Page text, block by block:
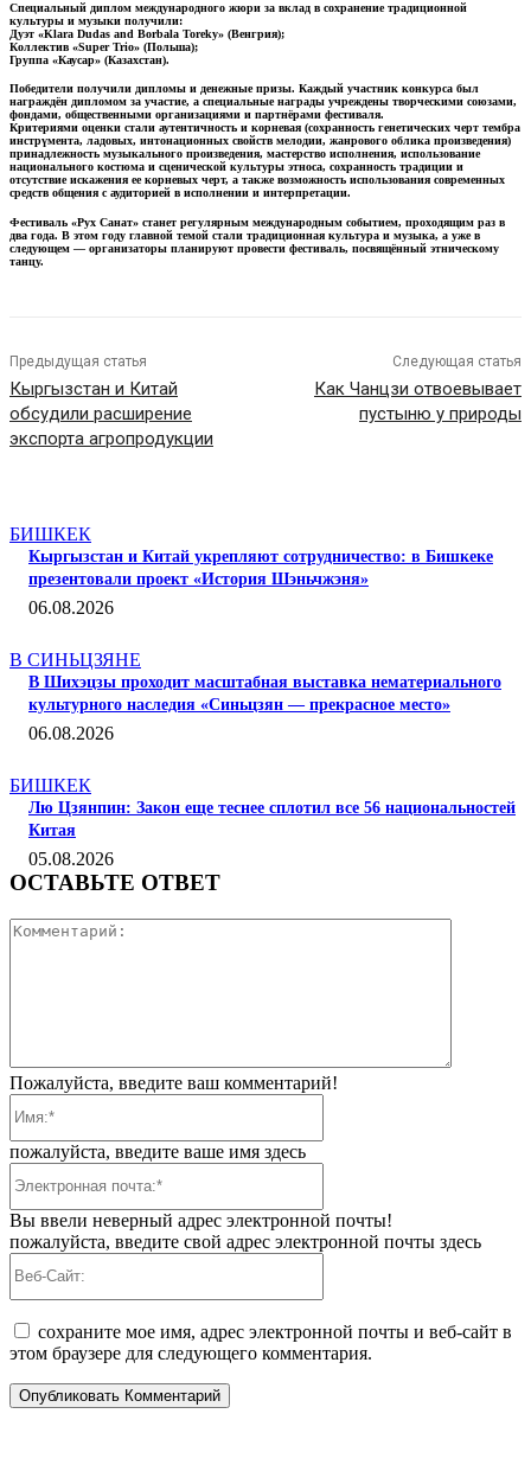
Специальный диплом международного жюри за вклад в сохранение традиционной
культуры и музыки получили:
Дуэт «Klara Dudas and Borbala Toreky» (Венгрия);
Коллектив «Super Trio» (Польша);
Группа «Каусар» (Казахстан).
Победители получили дипломы и денежные призы. Каждый участник конкурса был
награждён дипломом за участие, а специальные награды учреждены творческими союзами,
фондами, общественными организациями и партнёрами фестиваля.
Критериями оценки стали аутентичность и корневая (сохранность генетических черт тембра
инстрүмента, ладовых, интонационных свойств мелодии, жанрового облика произведения)
принадлежность музыкального произведения, мастерство исполнения, использование
национального костюма и сценической культуры этноса, сохранность традиции и
отсутствие искажения ее корневых черт, а также возможность использования современных
средств общения с аудиторией в исполнении и интерпретации.
Фестиваль «Рух Санат» станет регулярным международным событием, проходящим раз в
два года. В этом году главной темой стали традиционная культура и музыка, а уже в
следующем — организаторы планируют провести фестиваль, посвящённый этническому
танцу.
Предыдущая статья
Кыргызстан и Китай
обсудили расширение
экспорта агропродукции
Следующая статья
Как Чанцзи отвоевывает
пустыню у природы
БИШКЕК
Кыргызстан и Китай укрепляют сотрудничество: в Бишкеке
презентовали проект «История Шэньчжэня»
06.08.2026
В СИНЬЦЗЯНЕ
В Шихэцзы проходит масштабная выставка нематериального
культурного наследия «Синьцзян — прекрасное место»
06.08.2026
БИШКЕК
Лю Цзянпин: Закон еще теснее сплотил все 56 национальностей
Китая
05.08.2026
ОСТАВЬТЕ ОТВЕТ
Пожалуйста, введите ваш комментарий!
пожалуйста, введите ваше имя здесь
Вы ввели неверный адрес электронной почты!
пожалуйста, введите свой адрес электронной почты здесь
сохраните мое имя, адрес электронной почты и веб-сайт в
этом браузере для следующего комментария.